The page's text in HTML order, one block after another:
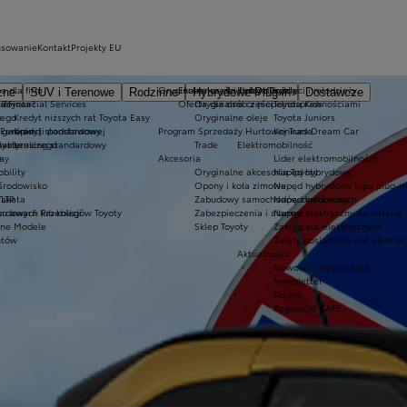
SUV i Terenowe Rodzinne Hybrydowe Plug-in
Dostawcze
Ekobonus dla hybryd Toyoty
Oferta dla osób z niepełnosprawnościami
podstawowej
awarii lub kolizji
Oryginalne części i oleje Toyoty
Oryginalne części
Oryginalne oleje
Program Sprzedaży Hurtowej Trade
Trade
Akcesoria
Oryginalne akcesoria Toyoty
Opony i koła zimowe
Zabudowy samochodów dostawczych
Zabezpieczenia i alarmy
Sklep Toyoty
Przebiegów Toyoty
Modele
Kluby dla dzieci i młodzieży
Toyota Kids
Toyota Juniors
Konkurs Dream Car
Elektromobilność
Lider elektromobilności
Napęd hybrydowy
Napęd hybrydowy typu plug-in
Napęd wodorowy
Napęd elektryczny na baterię
Zasięg aut elektrycznych
Zalety posiadania aut
Aktualności
Nowości i wydarzenia
Newsletter
Porady
Regulacje CAFE
dla firm
Financial Services
Kredyt niższych rat Toyota Easy
Kredyt standardowy
Leasing standardowy
KontaktProjekty EU